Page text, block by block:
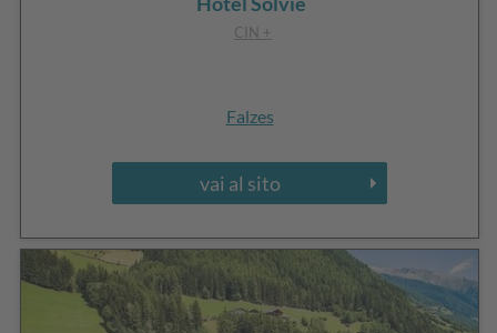
CIN +
Falzes
vai al sito